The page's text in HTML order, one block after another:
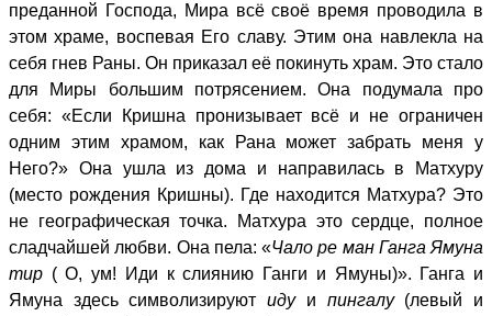
преданной Господа, Мира всё своё время проводила в
этом храме, воспевая Его славу. Этим она навлекла на
себя гнев Раны. Он приказал её покинуть храм. Это стало
для Миры большим потрясением. Она подумала про
себя: «Если Кришна пронизывает всё и не ограничен
одним этим храмом, как Рана может забрать меня у
Него?» Она ушла из дома и направилась в Матхуру
(место рождения Кришны). Где находится Матхура? Это
не географическая точка. Матхура это сердце, полное
сладчайшей любви. Она пела: «Чало ре ман Ганга Ямуна
тир ( О, ум! Иди к слиянию Ганги и Ямуны)». Ганга и
Ямуна здесь символизируютидуи пингалу (левый и